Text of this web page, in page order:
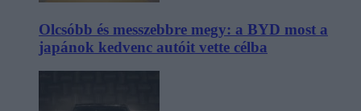
Olcsóbb és messzebbre megy: a BYD most a
japánok kedvenc autóit vette célba